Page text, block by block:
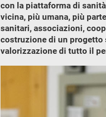
con la piattaforma di
vicina, più umana, più
sanitari, associazioni,
costruzione di un progetto
valorizzazione di tutto il